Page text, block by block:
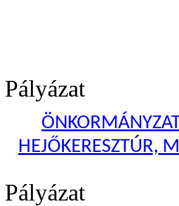
Pályázat
HEJŐKERESZTÚR,
Pályázat